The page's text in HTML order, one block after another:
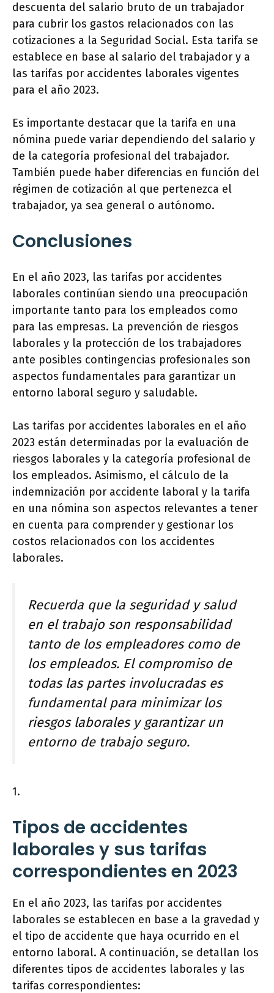
descuenta del salario bruto de un trabajador
para cubrir los gastos relacionados con las
cotizaciones a la Seguridad Social. Esta tarifa se
establece en base al salario del trabajador y a
las tarifas por accidentes laborales vigentes
para el año 2023.
Es importante destacar que la tarifa en una
nómina puede variar dependiendo del salario y
de la categoría profesional del trabajador.
También puede haber diferencias en función del
régimen de cotización al que pertenezca el
trabajador, ya sea general o autónomo.
Conclusiones
En el año 2023, las tarifas por accidentes
laborales continúan siendo una preocupación
importante tanto para los empleados como
para las empresas. La prevención de riesgos
laborales y la protección de los trabajadores
ante posibles contingencias profesionales son
aspectos fundamentales para garantizar un
entorno laboral seguro y saludable.
Las tarifas por accidentes laborales en el año
2023 están determinadas por la evaluación de
riesgos laborales y la categoría profesional de
los empleados. Asimismo, el cálculo de la
indemnización por accidente laboral y la tarifa
en una nómina son aspectos relevantes a tener
en cuenta para comprender y gestionar los
costos relacionados con los accidentes
laborales.
Recuerda que la seguridad y salud
en el trabajo son responsabilidad
tanto de los empleadores como de
los empleados. El compromiso de
todas las partes involucradas es
fundamental para minimizar los
riesgos laborales y garantizar un
entorno de trabajo seguro.
1.
Tipos de accidentes
laborales y sus tarifas
correspondientes en 2023
En el año 2023, las tarifas por accidentes
laborales se establecen en base a la gravedad y
el tipo de accidente que haya ocurrido en el
entorno laboral. A continuación, se detallan los
diferentes tipos de accidentes laborales y las
tarifas correspondientes: